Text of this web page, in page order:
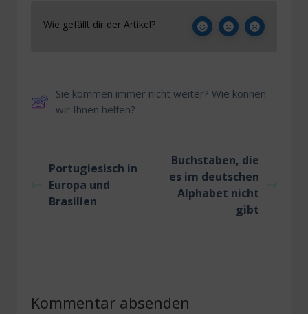
Wie gefällt dir der Artikel?
Sie kommen immer nicht weiter? Wie können
wir Ihnen helfen?
Portugiesisch in
Europa und
Brasilien
Buchstaben, die
es im deutschen
Alphabet nicht
gibt
Kommentar absenden